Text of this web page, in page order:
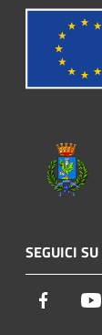
SEGUICI SU
Facebook